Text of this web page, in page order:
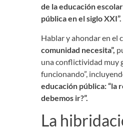
de la educación
pública en el siglo XXI”.
Hablar y ahondar en el
comunidad necesita”,
una conflictividad muy
funcionando”,
educación pública: “la
debemos ir?”.
La